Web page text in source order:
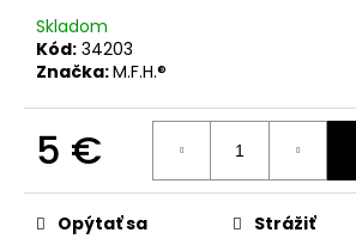
Skladom
Kód: 34203
Značka:M.F.H.®
5 €
cena:
Opýtať sa Strážiť
d